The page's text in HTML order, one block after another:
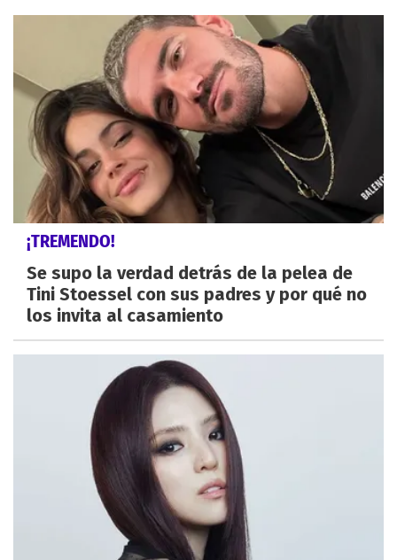
¡TREMENDO!
Se supo la verdad detrás de la pelea de
Tini Stoessel con sus padres y por qué no
los invita al casamiento